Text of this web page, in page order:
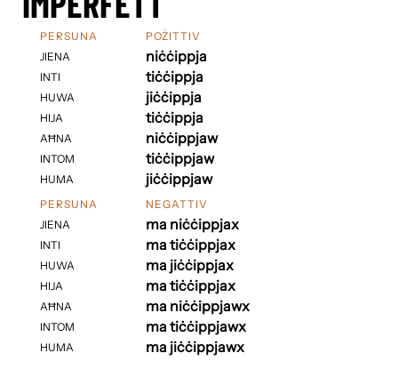
PERSUNA
JIENA
INTI
HUWA
HIJA
AĦNA
INTOM
HUMA
POŻITTIV
niċċippja
tiċċippja
jiċċippja
tiċċippja
niċċippjaw
tiċċippjaw
jiċċippjaw
PERSUNA
JIENA
INTI
HUWA
HIJA
AĦNA
INTOM
HUMA
NEGATTIV
ma niċċippjax
ma tiċċippjax
ma jiċċippjax
ma tiċċippjax
ma niċċippjawx
ma tiċċippjawx
ma jiċċippjawx